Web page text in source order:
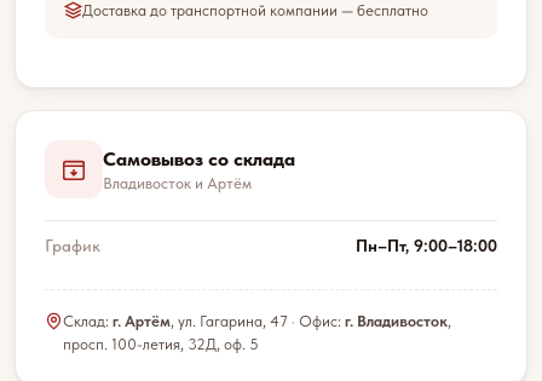
Доставка до транспортной компании — бесплатно
Самовывоз со склада
Владивосток и Артём
График Пн–Пт, 9:00–18:00
Склад: г. Артём, ул. Гагарина, 47 · Офис: г. Владивосток,
просп. 100-летия, 32Д, оф. 5